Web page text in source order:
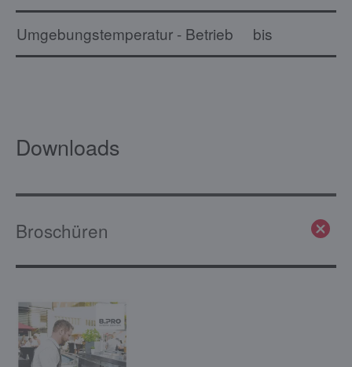
Umgebungstemperatur - Betrieb bis
Downloads
Broschüren